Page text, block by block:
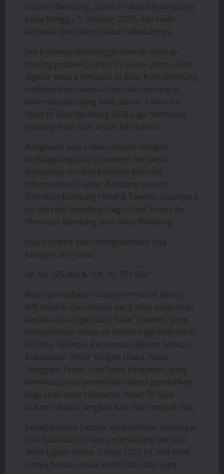
Council Bandung, acara ini akan berlangsung
pada Minggu, 5 Oktober 2025, dan hadir
berbeda dari tahun-tahun sebelumnya.
Jika biasanya diselenggarakan di masing-
masing properti, tahun ini acara utama akan
digelar secara terpusat di Balai Kota Bandung,
memberikan nuansa baru dan semangat
kebersamaan yang lebih besar. Tahun ini,
Road to Give Bandung 2025 juga membuka
peluang lebih luas untuk berdonasi.
Rangkaian acara akan dimulai dengan
berbagai kegiatan pra-event bersama
komunitas lari dan properti Marriott
International Cluster Bandung seperti
Sheraton Bandung Hotel & Towers, Courtyard
by Marriott Bandung Dago, Four Points by
Sheraton Bandung, dan Moxy Bandung.
Acara utama akan menghadirkan dua
kategori lari, yaitu:
5K: Rp 325.000 & 10K: Rp 375.000
Biaya pendaftaran sudah termasuk jersey,
BIB, medali, dan donasi yang akan disalurkan
kepada dua organisasi: Solar Chapter, yang
menyediakan akses air bersih bagi komunitas
di Desa Tublopo, Kecamatan Bikomi Selatan,
Kabupaten Timor Tengah Utara, Nusa
Tenggara Timur, dan Solve Education, yang
berfokus pada penyediaan akses pendidikan
bagi anak-anak Indonesia. Road To Give
bukan sekadar langkah kaki, tapi langkah hati.
Sebagai ketua panitia, saya melihat semangat
luar biasa dari setiap peserta yang bersatu
demi tujuan mulia. Tahun 2025 ini, kita tidak
hanya berlari untuk kesehatan, tapi juga